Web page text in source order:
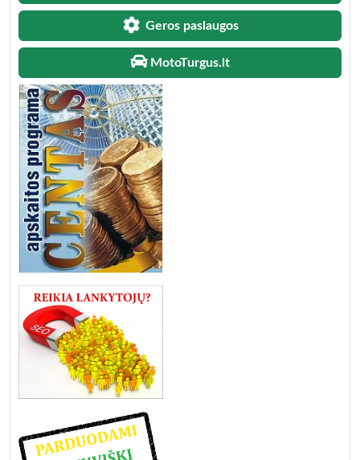
Geros paslaugos
MotoTurgus.lt